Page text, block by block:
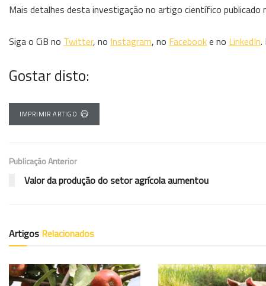
Mais detalhes desta investigação no artigo científico publicado
Siga o CiB no Twitter, no Instagram, no Facebooke no LinkedIn.
Gostar disto:
IMPRIMIR ARTIGO
Publicação Anterior
Valor da produção do setor agrícola aumentou
Artigos Relacionados